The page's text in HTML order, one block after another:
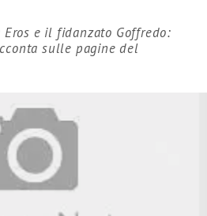
e il fidanzato Goffredo:
sulle pagine del